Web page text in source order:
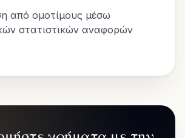
από ομοτίμους μέσω
στατιστικών αναφορών